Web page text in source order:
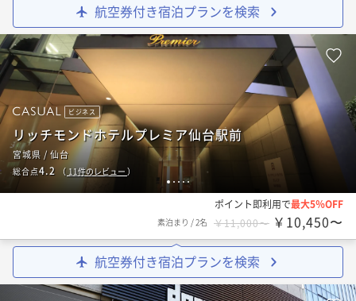
航空券付き宿泊プランを検索
1 2 3 45
ビジネス
リッチモンドホテルプレミア仙台駅前
宮城県 / 仙台
総合点4.2 （ 11件のレビュー ）
ポイント即利用で最大5％OFF
素泊まり /2名 ￥11,000〜 ￥10,450〜
航空券付き宿泊プランを検索